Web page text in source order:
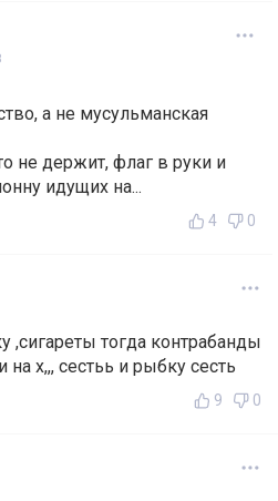
а не мусульманская
не держит, флаг в руки и
идущих на...
4 0
,сигареты тогда контрабанды
на х,,, сестьь и рыбку сесть
9 0